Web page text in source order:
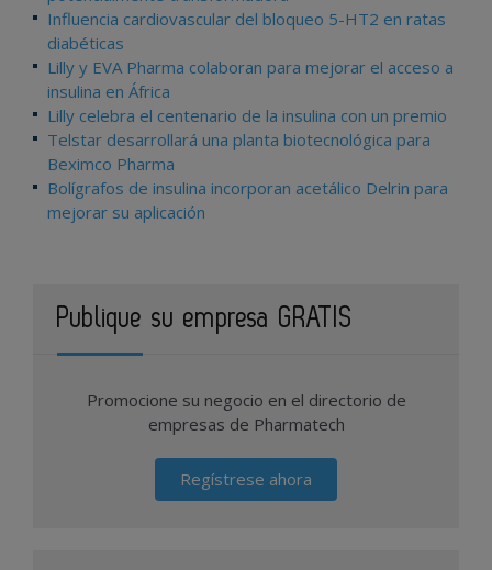
Influencia cardiovascular del bloqueo 5-HT2 en ratas
diabéticas
Lilly y EVA Pharma colaboran para mejorar el acceso a
insulina en África
Lilly celebra el centenario de la insulina con un premio
Telstar desarrollará una planta biotecnológica para
Beximco Pharma
Bolígrafos de insulina incorporan acetálico Delrin para
mejorar su aplicación
Publique su empresa GRATIS
Promocione su negocio en el directorio de
empresas de Pharmatech
Regístrese ahora